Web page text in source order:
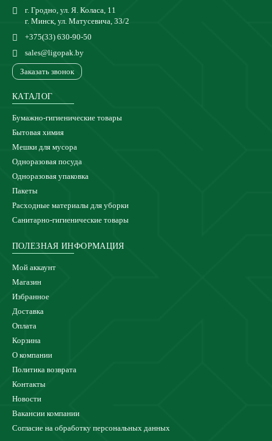
г. Гродно, ул. Я. Коласа, 11
г. Минск, ул. Матусевича, 33/2
+375(33) 630-90-50
sales@ligopak.by
Заказать звонок
КАТАЛОГ
Бумажно-гигиенические товары
Бытовая химия
Мешки для мусора
Одноразовая посуда
Одноразовая упаковка
Пакеты
Расходные материалы для уборки
Санитарно-гигиенические товары
ПОЛЕЗНАЯ ИНФОРМАЦИЯ
Мой аккаунт
Магазин
Избранное
Доставка
Оплата
Корзина
О компании
Политика возврата
Контакты
Новости
Вакансии компании
Согласие на обработку персональных данных